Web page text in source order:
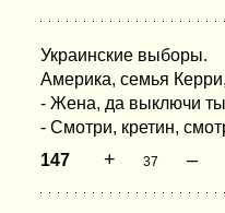
Украинские выборы.
Америка, семья
- Жена, да выключи ты
- Смотри, кретин,
147
+ 37 –